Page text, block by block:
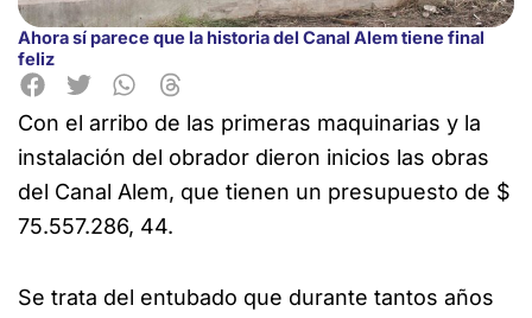
Ahora sí parece que la historia del Canal Alem tiene final
feliz
Con el arribo de las primeras maquinarias y la
instalación del obrador dieron inicios las obras
del Canal Alem, que tienen un presupuesto de $
75.557.286, 44.
Se trata del entubado que durante tantos años